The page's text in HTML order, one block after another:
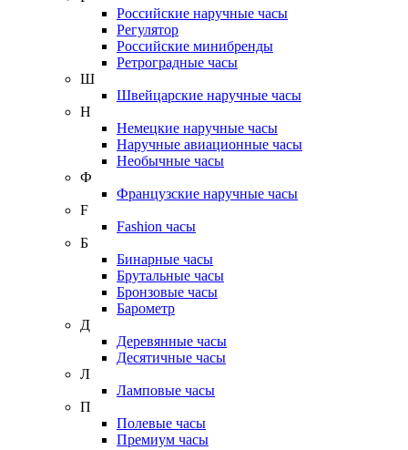
Российские наручные часы
Регулятор
Российские минибренды
Ретроградные часы
Ш
Швейцарские наручные часы
Н
Немецкие наручные часы
Наручные авиационные часы
Необычные часы
Ф
Французские наручные часы
F
Fashion часы
Б
Бинарные часы
Брутальные часы
Бронзовые часы
Барометр
Д
Деревянные часы
Десятичные часы
Л
Ламповые часы
П
Полевые часы
Премиум часы